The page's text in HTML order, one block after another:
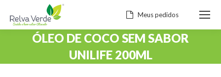
Meus pedidos
ÓLEO DE COCO SEM SABOR
UNILIFE 200ML